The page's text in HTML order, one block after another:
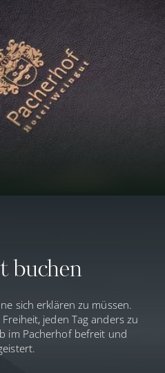
buchen
sich erklären zu müssen.
jeden Tag anders zu
im Pacherhof befreit und
C
✕